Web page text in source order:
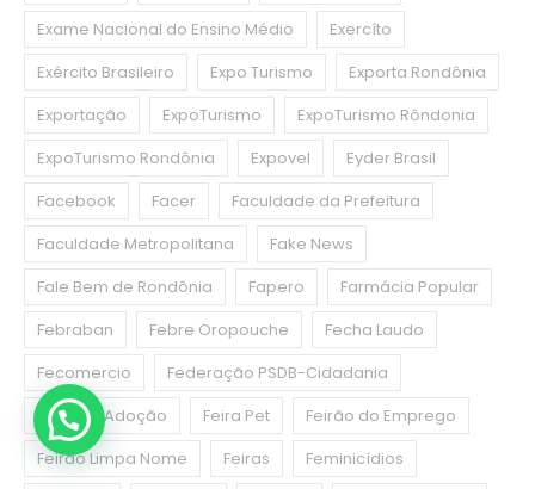
Exame Nacional do Ensino Médio
Exercíto
Exército Brasileiro
Expo Turismo
Exporta Rondônia
Exportação
ExpoTurismo
ExpoTurismo Rôndonia
ExpoTurismo Rondônia
Expovel
Eyder Brasil
Facebook
Facer
Faculdade da Prefeitura
Faculdade Metropolitana
Fake News
Fale Bem de Rondônia
Fapero
Farmácia Popular
Febraban
Febre Oropouche
Fecha Laudo
Fecomercio
Federação PSDB-Cidadania
Feira de Adoção
Feira Pet
Feirão do Emprego
Feirão Limpa Nome
Feiras Feminicídios